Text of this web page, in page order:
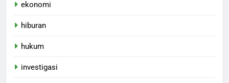
ekonomi
hiburan
hukum
investigasi